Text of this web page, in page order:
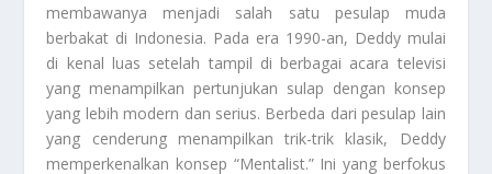
membawanya menjadi salah satu pesulap muda
berbakat di Indonesia. Pada era 1990-an, Deddy mulai
di kenal luas setelah tampil di berbagai acara televisi
yang menampilkan pertunjukan sulap dengan konsep
yang lebih modern dan serius. Berbeda dari pesulap lain
yang cenderung menampilkan trik-trik klasik, Deddy
memperkenalkan konsep “Mentalist.” Ini yang berfokus